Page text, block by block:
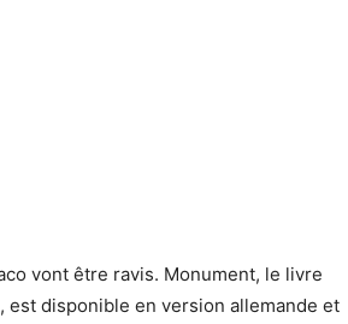
vont être ravis. Monument, le livre
disponible en version allemande et